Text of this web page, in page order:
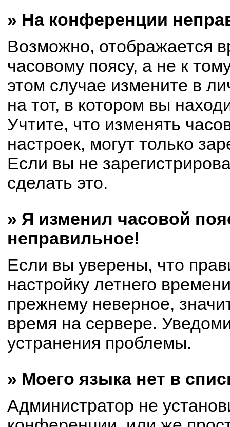
» На конференции
Возможно, отображается
часовому поясу, а не к
этом случае измените в
на тот, в котором вы
Учтите, что изменять
настроек, могут только
Если вы не
сделать это.
» Я изменил часовой
неправильное!
Если вы уверены, что
настройку летнего
прежнему неверное,
время на сервере.
устранения проблемы.
» Моего языка нет в
Администратор не